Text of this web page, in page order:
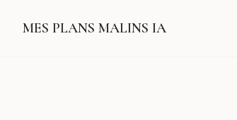
MES PLANS MALINS IA